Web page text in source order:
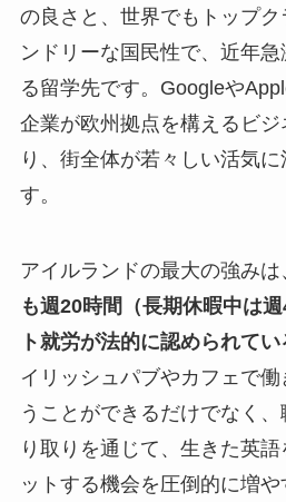
の良さと、世界でもトップ
ンドリーな国民性で、近年
る留学先です。Googleや
企業が欧州拠点を構えるビ
り、街全体が若々しい活気
す。
アイルランドの最大の強みは
も週20時間（長期休暇中は
ト就労が法的に認められてい
イリッシュパブやカフェで
うことができるだけでなく
り取りを通じて、生きた英
ットする機会を圧倒的に増や